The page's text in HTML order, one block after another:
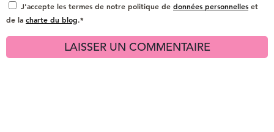
J'accepte les termes de notre politique de données personnelles et
de la charte du blog.*